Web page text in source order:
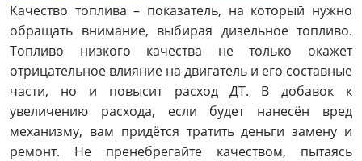
Качество топлива – показатель, на который нужно
обращать внимание, выбирая дизельное топливо.
Топливо низкого качества не только окажет
отрицательное влияние на двигатель и его составные
части, но и повысит расход ДТ. В добавок к
увеличению расхода, если будет нанесён вред
механизму, вам придётся тратить деньги замену и
ремонт. Не пренебрегайте качеством, пытаясь